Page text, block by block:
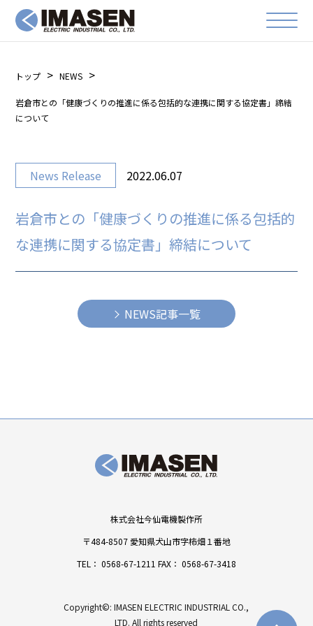
トップ NEWS
岩倉市との「健康づくりの推進に係る包括的な連携に関する協定書」締結
について
News Release 2022.06.07
岩倉市との「健康づくりの推進に係る包括的
な連携に関する協定書」締結について
NEWS記事一覧
株式会社今仙電機製作所
〒484-8507 愛知県犬山市字柿畑１番地
TEL： 0568-67-1211 FAX： 0568-67-3418
Copyright©: IMASEN ELECTRIC INDUSTRIAL CO.,
LTD. All rights reserved